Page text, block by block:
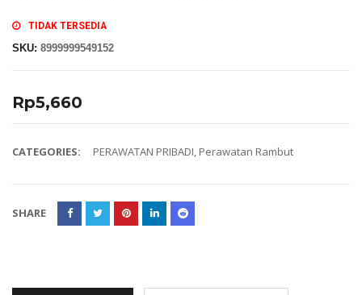
TIDAK TERSEDIA
SKU: 8999999549152
Rp5,660
CATEGORIES: PERAWATAN PRIBADI, Perawatan Rambut
SHARE